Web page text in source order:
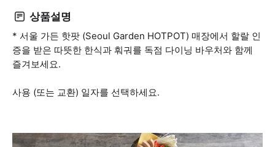
상품설명
* 서울 가든 핫팟 (Seoul Garden HOTPOT) 매장에서 할랄 인
증을 받은 따뜻한 한식과 훠궈를 독점 다이닝 바우처와 함께
즐겨보세요.
사용 (또는 교환) 일자를 선택하세요.